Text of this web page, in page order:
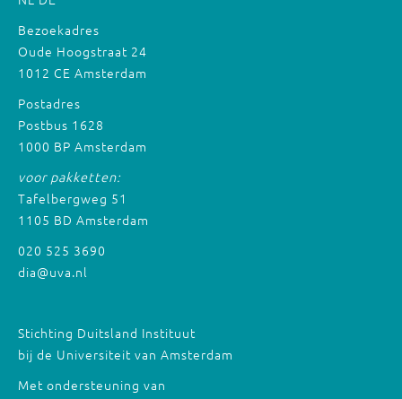
Bezoekadres
Oude Hoogstraat 24
1012 CE Amsterdam
Postadres
Postbus 1628
1000 BP Amsterdam
voor pakketten:
Tafelbergweg 51
1105 BD Amsterdam
020 525 3690
dia@uva.nl
Stichting Duitsland Instituut
bij de Universiteit van Amsterdam
Met ondersteuning van